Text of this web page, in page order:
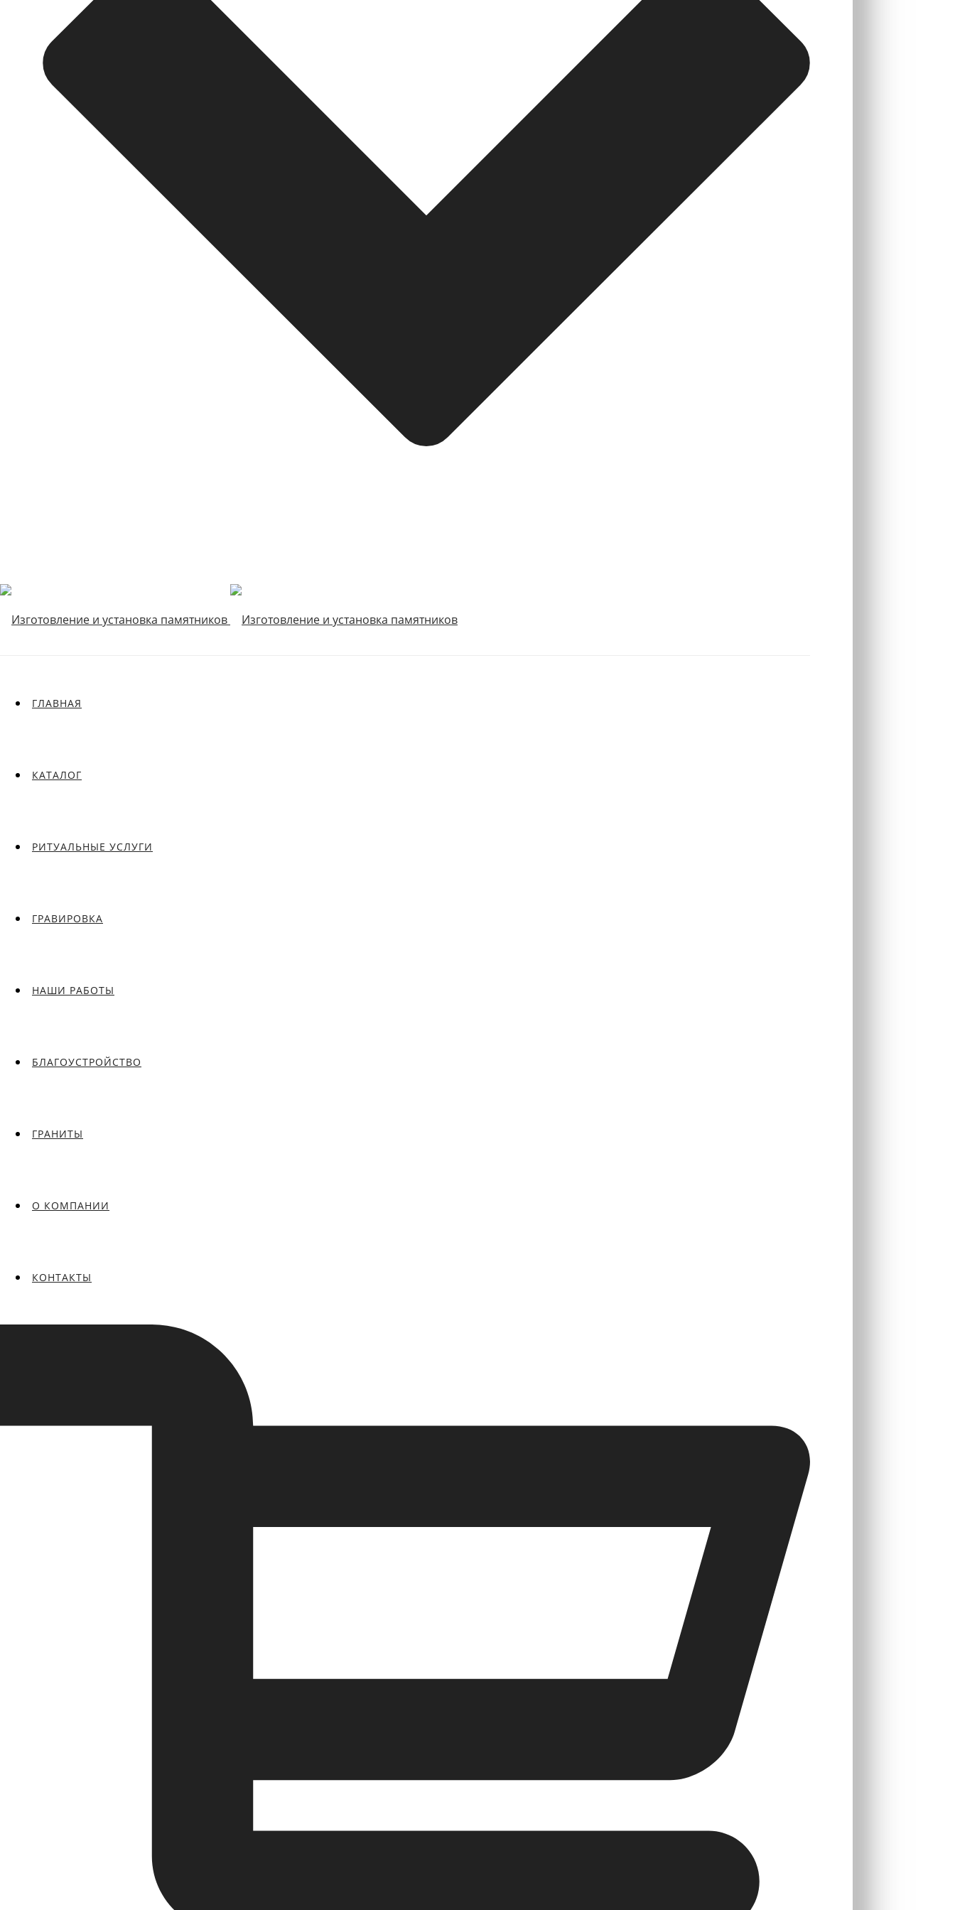
ГЛАВНАЯ
КАТАЛОГ
РИТУАЛЬНЫЕ УСЛУГИ
ГРАВИРОВКА
НАШИ РАБОТЫ
БЛАГОУСТРОЙСТВО
ГРАНИТЫ
О КОМПАНИИ
КОНТАКТЫ